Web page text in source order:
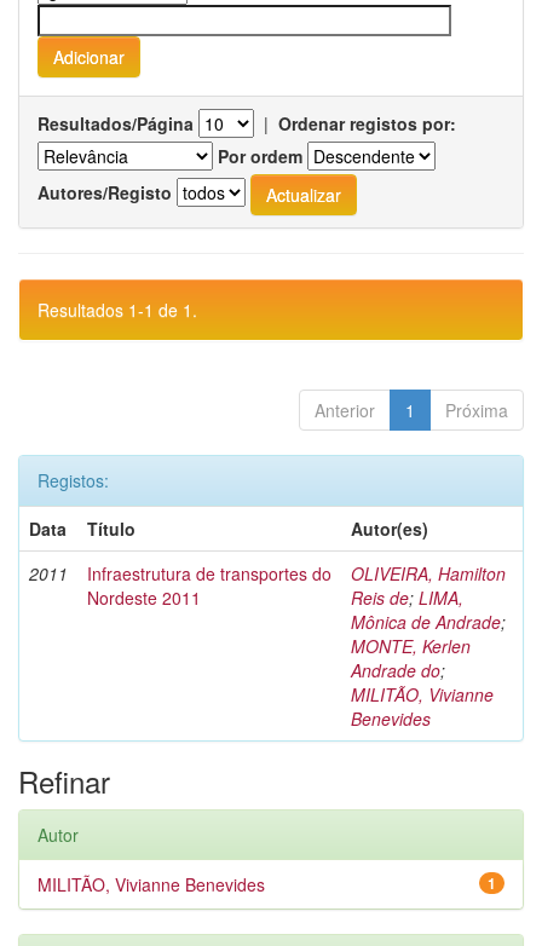
Resultados/Página | Ordenar registos por:
Por ordem
Autores/Registo
Resultados 1-1 de 1.
Anterior 1 Próxima
Registos:
Data
Título
Autor(es)
2011
Infraestrutura de transportes do
Nordeste 2011
OLIVEIRA, Hamilton
Reis de; LIMA,
Mônica de Andrade;
MONTE, Kerlen
Andrade do;
MILITÃO, Vivianne
Benevides
Refinar
Autor
1
MILITÃO, Vivianne Benevides